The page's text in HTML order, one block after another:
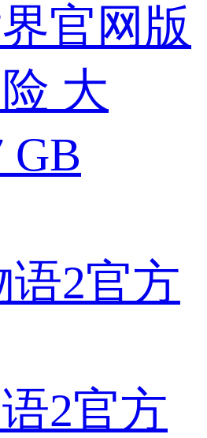
官网版
大
GB
2官方